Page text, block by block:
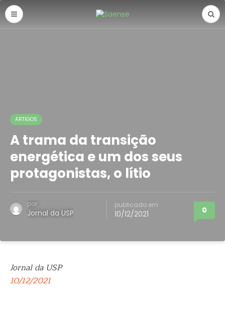
ARTIGOS
A trama da transição
energética e um dos seus
protagonistas, o lítio
por
Jornal da USP
publicado em
10/12/2021 0
Jornal da USP
10/12/2021